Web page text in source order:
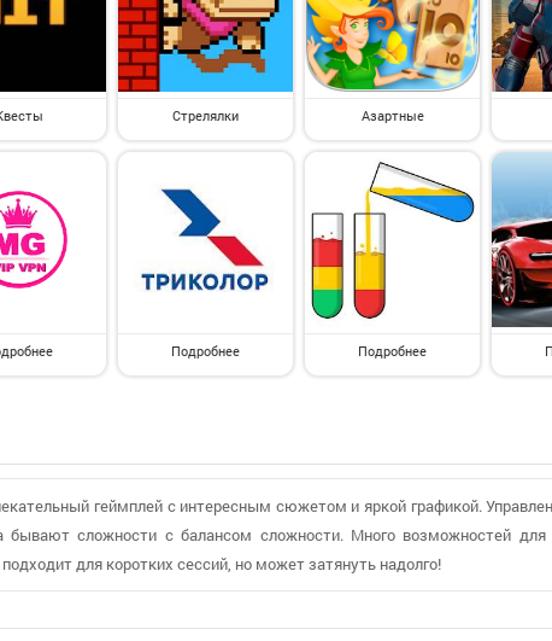
Стрелялки Азартные
Подробнее Подробнее
геймплей с интересным сюжетом и яркой графикой.
бывают сложности с балансом сложности. Много возможностей для
для коротких сессий, но может затянуть надолго!